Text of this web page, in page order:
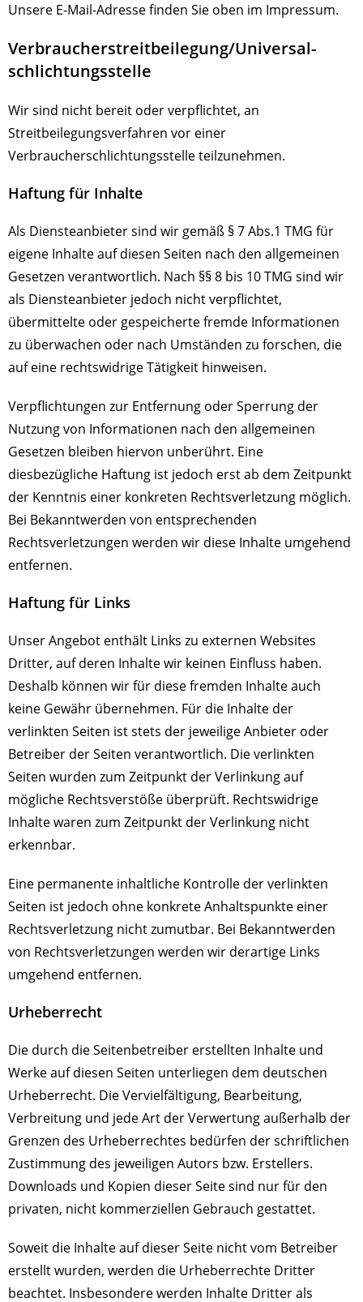
Unsere E-Mail-Adresse finden Sie oben im Impressum.
Verbraucher­streit­beilegung/Universal­
schlichtungs­stelle
Wir sind nicht bereit oder verpflichtet, an
Streitbeilegungsverfahren vor einer
Verbraucherschlichtungsstelle teilzunehmen.
Haftung für Inhalte
Als Diensteanbieter sind wir gemäß § 7 Abs.1 TMG für
eigene Inhalte auf diesen Seiten nach den allgemeinen
Gesetzen verantwortlich. Nach §§ 8 bis 10 TMG sind wir
als Diensteanbieter jedoch nicht verpflichtet,
übermittelte oder gespeicherte fremde Informationen
zu überwachen oder nach Umständen zu forschen, die
auf eine rechtswidrige Tätigkeit hinweisen.
Verpflichtungen zur Entfernung oder Sperrung der
Nutzung von Informationen nach den allgemeinen
Gesetzen bleiben hiervon unberührt. Eine
diesbezügliche Haftung ist jedoch erst ab dem Zeitpunkt
der Kenntnis einer konkreten Rechtsverletzung möglich.
Bei Bekanntwerden von entsprechenden
Rechtsverletzungen werden wir diese Inhalte umgehend
entfernen.
Haftung für Links
Unser Angebot enthält Links zu externen Websites
Dritter, auf deren Inhalte wir keinen Einfluss haben.
Deshalb können wir für diese fremden Inhalte auch
keine Gewähr übernehmen. Für die Inhalte der
verlinkten Seiten ist stets der jeweilige Anbieter oder
Betreiber der Seiten verantwortlich. Die verlinkten
Seiten wurden zum Zeitpunkt der Verlinkung auf
mögliche Rechtsverstöße überprüft. Rechtswidrige
Inhalte waren zum Zeitpunkt der Verlinkung nicht
erkennbar.
Eine permanente inhaltliche Kontrolle der verlinkten
Seiten ist jedoch ohne konkrete Anhaltspunkte einer
Rechtsverletzung nicht zumutbar. Bei Bekanntwerden
von Rechtsverletzungen werden wir derartige Links
umgehend entfernen.
Urheberrecht
Die durch die Seitenbetreiber erstellten Inhalte und
Werke auf diesen Seiten unterliegen dem deutschen
Urheberrecht. Die Vervielfältigung, Bearbeitung,
Verbreitung und jede Art der Verwertung außerhalb der
Grenzen des Urheberrechtes bedürfen der schriftlichen
Zustimmung des jeweiligen Autors bzw. Erstellers.
Downloads und Kopien dieser Seite sind nur für den
privaten, nicht kommerziellen Gebrauch gestattet.
Soweit die Inhalte auf dieser Seite nicht vom Betreiber
erstellt wurden, werden die Urheberrechte Dritter
beachtet. Insbesondere werden Inhalte Dritter als